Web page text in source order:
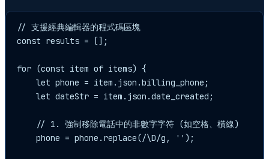
// 支援經典編輯器的程式碼區塊
const results = [];
for (const item of items) {
    let phone = item.json.billing_phone;
    let dateStr = item.json.date_created;
    // 1. 強制移除電話中的非數字字符 (如空格、橫線)
    phone = phone.replace(/\D/g, '');